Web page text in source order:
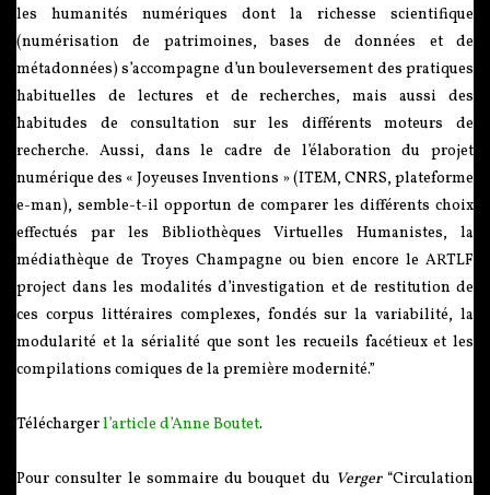
les humanités numériques dont la richesse scientifique
(numérisation de patrimoines, bases de données et de
métadonnées) s’accompagne d’un bouleversement des pratiques
habituelles de lectures et de recherches, mais aussi des
habitudes de consultation sur les différents moteurs de
recherche. Aussi, dans le cadre de l’élaboration du projet
numérique des « Joyeuses Inventions » (ITEM, CNRS, plateforme
e-man), semble-t-il opportun de comparer les différents choix
effectués par les Bibliothèques Virtuelles Humanistes, la
médiathèque de Troyes Champagne ou bien encore le ARTLF
project dans les modalités d’investigation et de restitution de
ces corpus littéraires complexes, fondés sur la variabilité, la
modularité et la sérialité que sont les recueils facétieux et les
compilations comiques de la première modernité.”
Téléchargerl’article d’Anne Boutet.
Pour consulter le sommaire du bouquet du Verger“Circulation